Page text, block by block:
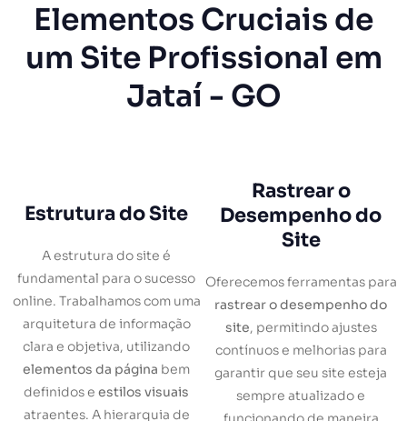
Elementos Cruciais de
um Site Profissional em
Jataí - GO
Estrutura do Site
A estrutura do site é
fundamental para o sucesso
online. Trabalhamos com uma
arquitetura de informação
clara e objetiva, utilizando
elementos da página bem
definidos e estilos visuais
atraentes. A hierarquia de
Rastrear o
Desempenho do
Site
Oferecemos ferramentas para
rastrear o desempenho do
site, permitindo ajustes
contínuos e melhorias para
garantir que seu site esteja
sempre atualizado e